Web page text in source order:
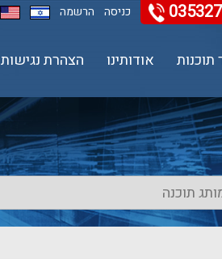
כניסה הרשמה
תוכנות אודותינו הצהרת נגישות